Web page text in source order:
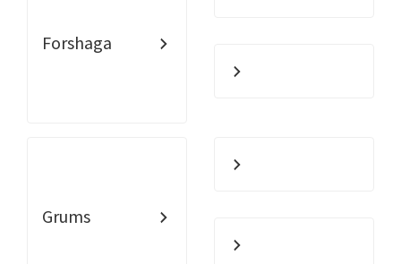
Forshaga
Grums